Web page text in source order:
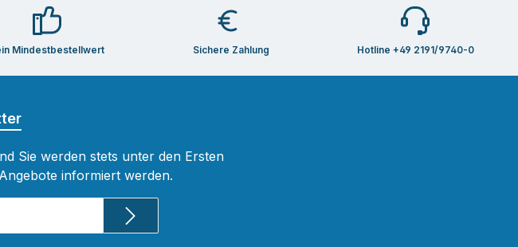
Mindestbestellwert Sichere Zahlung Hotline +49 2191/9740-0
Sie werden stets unter den Ersten
informiert werden.